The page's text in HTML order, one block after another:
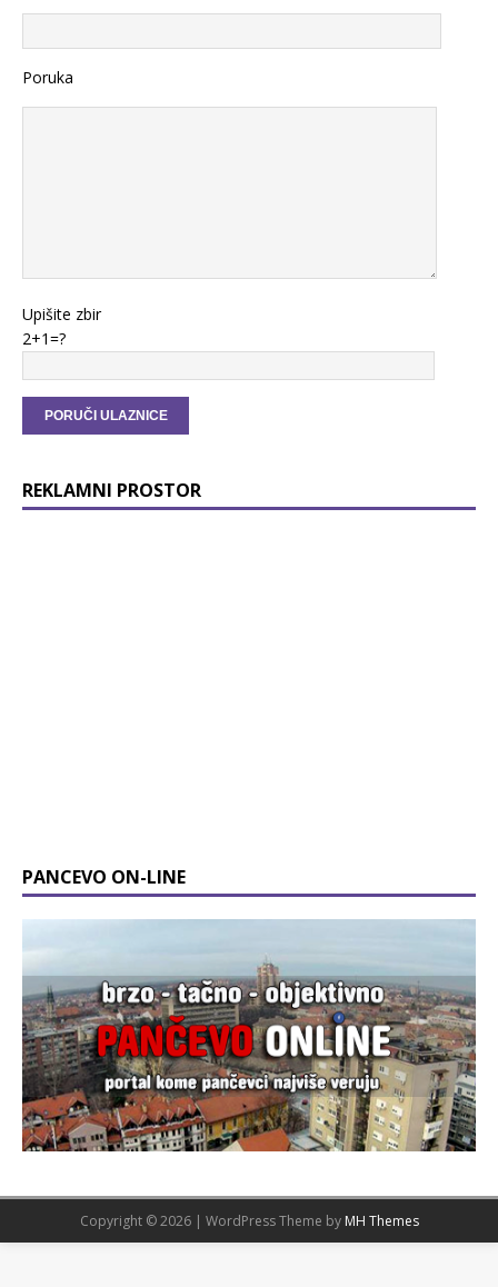
Poruka
Upišite zbir
2+1=?
REKLAMNI PROSTOR
PANCEVO ON-LINE
Copyright © 2026 | WordPress Theme by MH Themes